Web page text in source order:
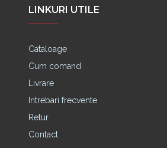
LINKURI UTILE
Cataloage
Cum comand
Livrare
Intrebari frecvente
Retur
Contact